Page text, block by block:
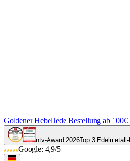
Goldener HebelJede Bestellung ab
ntv-Award 2026Top 3 Edelmetall-
Google: 4,9/5